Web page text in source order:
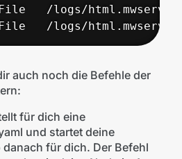
/logs/
/logs/
auch noch die Befehle der
für dich eine
und startet deine
für dich. Der Befehl